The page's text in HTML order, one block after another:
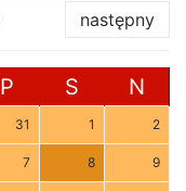
następny
P S N
31 1 2
7 8 9